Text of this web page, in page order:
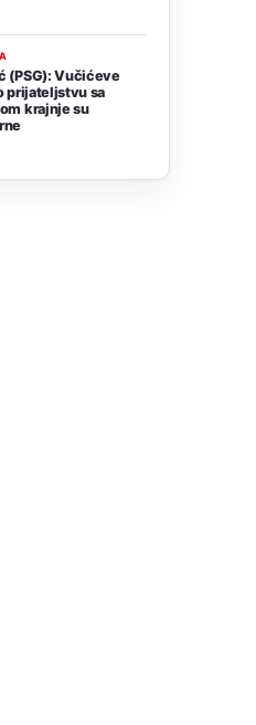
(PSG): Vučićeve
prijateljstvu sa
krajnje su